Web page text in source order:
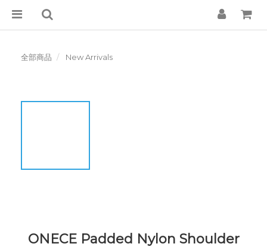
全部商品 New Arrivals
ONECE Padded Nylon Shoulder